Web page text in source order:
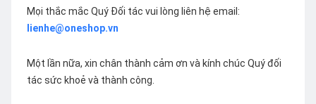
Mọi thắc mắc Quý Đối tác vui lòng liên hệ email:
lienhe@oneshop.vn
Một lần nữa, xin chân thành cảm ơn và kính chúc Quý đối
tác sức khoẻ và thành công.